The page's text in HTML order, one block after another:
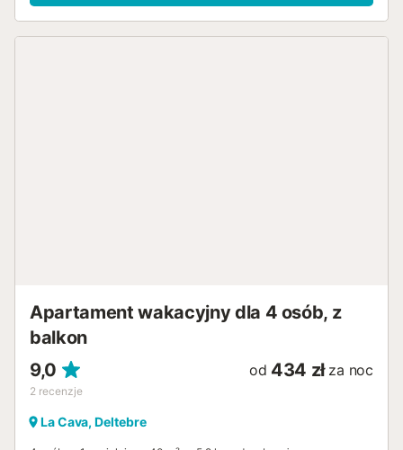
obiektu. W przypadku przyjazdu ze zwierzęciem
Apartament wakacyjny dla 4 osób, z
balkon
9,0
2 recenzje
od 434 zł za noc
La Cava, Deltebre